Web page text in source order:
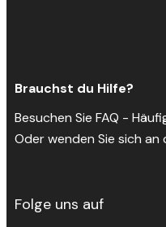
Brauchst du Hilfe?
Besuchen Sie FAQ -
Oder wenden Sie sich an
Folge uns auf